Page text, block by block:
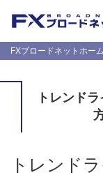
FXブロードネットホーム
トレンド
トレンド